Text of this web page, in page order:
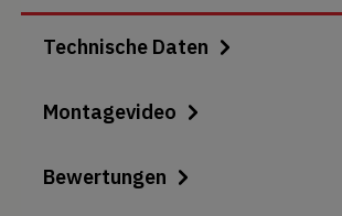
Technische Daten
Montagevideo
Bewertungen